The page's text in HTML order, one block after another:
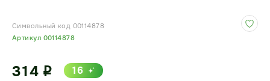
Символьный код 00114878
Артикул 00114878
314 i 16